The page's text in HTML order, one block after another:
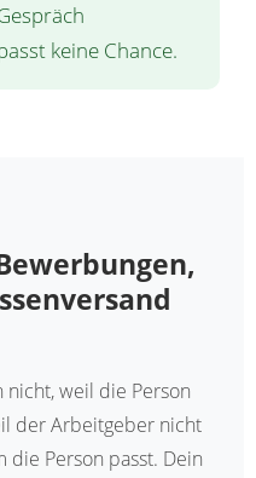
keine Chance.
weil die Person
der Arbeitgeber nicht
die Person passt. Dein